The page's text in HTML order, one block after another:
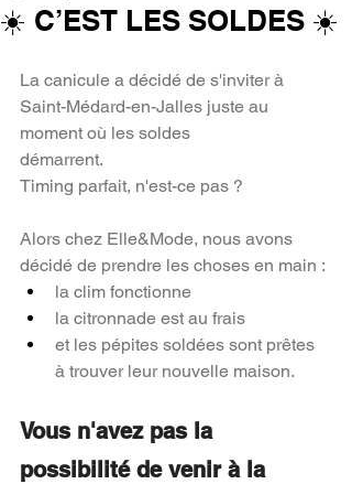
☀️ C’EST LES SOLDES ☀️
La canicule a décidé de s'inviter à
Saint-Médard-en-Jalles juste au
moment où les soldes
démarrent.
Timing parfait, n'est-ce pas ?
Alors chez Elle&Mode, nous avons
décidé de prendre les choses en main :
la clim fonctionne
la citronnade est au frais
et les pépites soldées sont prêtes
à trouver leur nouvelle maison.
Vous n'avez pas la
possibilité de venir à la